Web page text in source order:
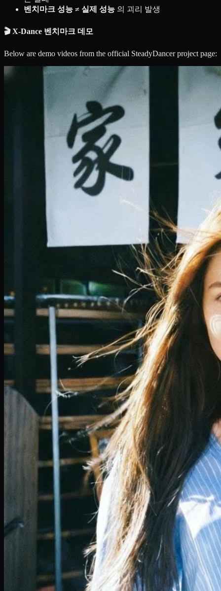
벤치마크 성능 ≠ 실제 성능 의 괴리 발생
🎬 X-Dance 벤치마크 데모
Below are demo videos from the official SteadyDancer project page: